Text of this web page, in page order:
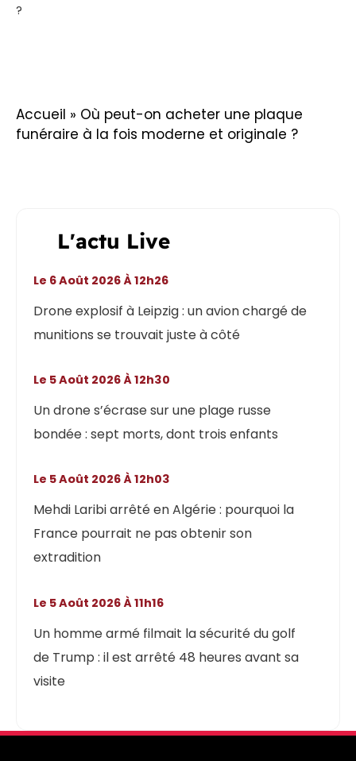
?
Accueil » Où peut-on acheter une plaque
funéraire à la fois moderne et originale ?
L'actu Live
Drone explosif à Leipzig : un avion chargé de
munitions se trouvait juste à côté
Le 6 Août 2026 À 12h26
Un drone s’écrase sur une plage russe
bondée : sept morts, dont trois enfants
Le 5 Août 2026 À 12h30
Mehdi Laribi arrêté en Algérie : pourquoi la
France pourrait ne pas obtenir son
extradition
Le 5 Août 2026 À 12h03
Un homme armé filmait la sécurité du golf
de Trump : il est arrêté 48 heures avant sa
visite
Le 5 Août 2026 À 11h16